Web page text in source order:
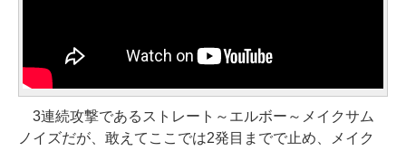
3連続攻撃であるストレート～エルボー～メイクサム
ノイズだが、敢えてここでは2発目までで止め、メイク